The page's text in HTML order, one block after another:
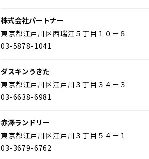
株式会社パートナー
東京都江戸川区西瑞江５丁目１０－８
03-5878-1041
ダスキンうきた
東京都江戸川区江戸川３丁目３４－３
03-6638-6981
赤澤ランドリー
東京都江戸川区江戸川３丁目５４－１
03-3679-6762